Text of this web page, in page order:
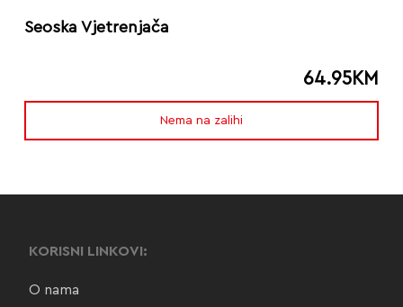
Seoska Vjetrenjača
64.95KM
Nema na zalihi
KORISNI LINKOVI:
O nama